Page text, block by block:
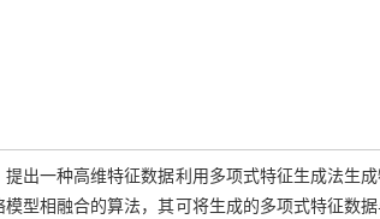
出一种高维特征数据利用多项式特征生成法生
型相融合的算法，其可将生成的多项式特征数